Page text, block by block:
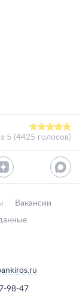
5 (4425 голосов)
Вакансии
98-47